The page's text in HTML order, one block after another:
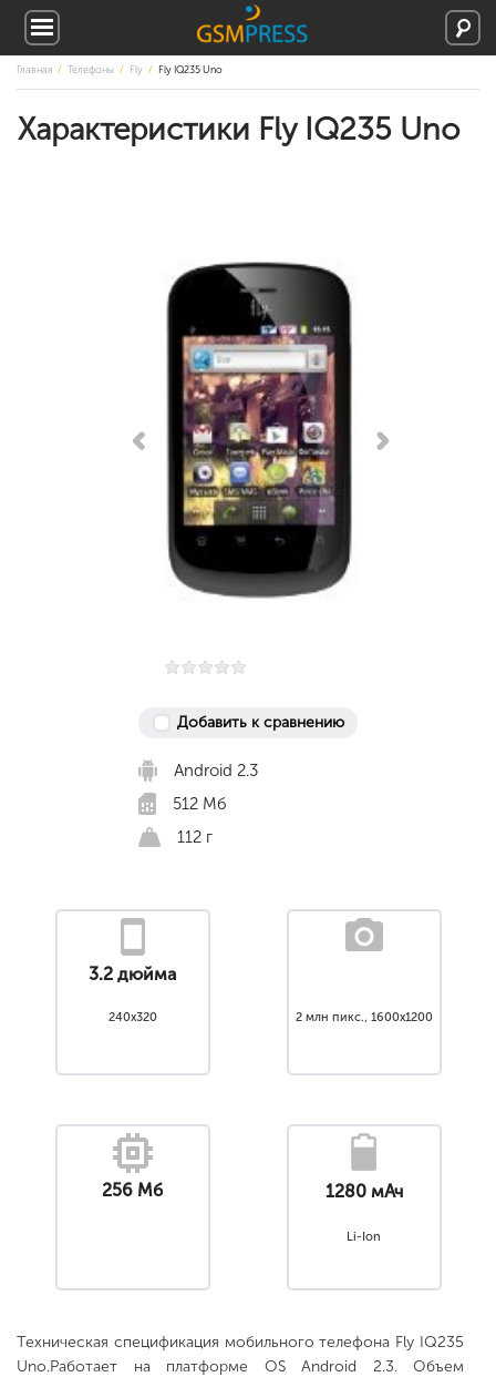
Главная Телефоны Fly Fly IQ235 Uno
Характеристики Fly IQ235 Uno
Добавить к сравнению
Android 2.3
512 Мб
112 г
3.2 дюйма
240x320 2 млн пикс., 1600x1200
256 Мб 1280 мАч
Li-Ion
Техническая спецификация мобильного телефона Fly IQ235
Uno.Работает на платформе OS Android 2.3. Объем